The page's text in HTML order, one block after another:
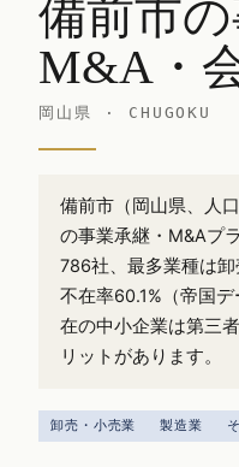
備前市の
M&A・
岡山県 · CHUGOKU
備前市（岡山県、人
の事業承継・M&Aプ
786社、最多業種は
不在率60.1%（帝国
在の中小企業は第三
リットがあります。
卸売・小売業 製造業